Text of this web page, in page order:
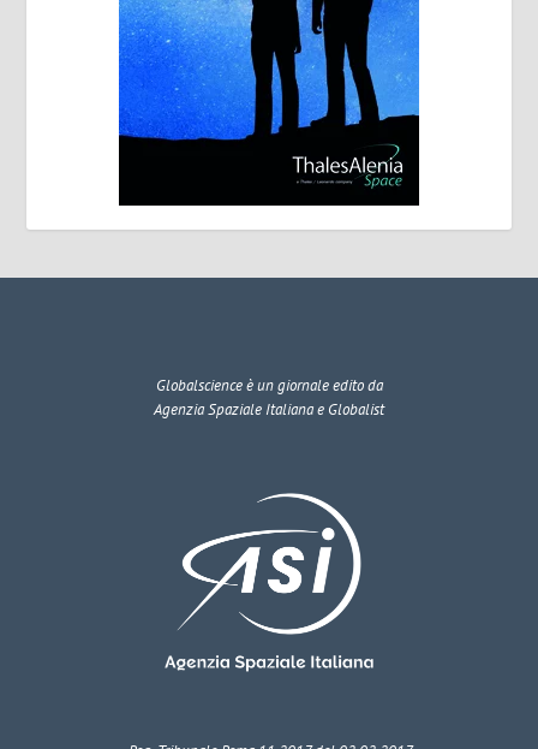
Globalscienceè un giornale edito da
Agenzia Spaziale Italiana e Globalist